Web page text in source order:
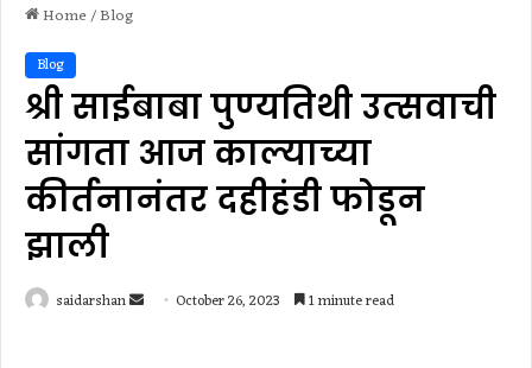
Home/Blog
Blog
श्री साईबाबा पुण्‍यतिथी उत्‍सवाची
सांगता आज काल्याच्या
कीर्तनानंतर दहीहंडी फोडून
झाली
saidarshan
Send October 26, 2023 1 minute read